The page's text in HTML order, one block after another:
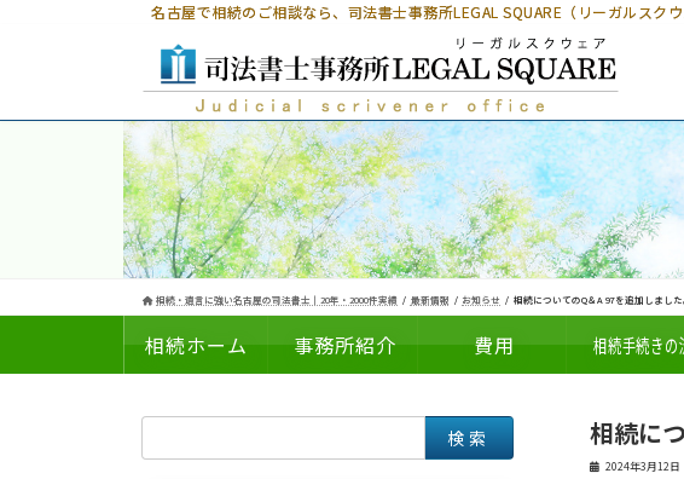
名古屋で相続のご相談なら、 司法書士事務所LEGAL SQUARE（リーガルスク
相続・遺言に強い名古屋の司法書士｜20年・2000件実績 最新情報 お知らせ 相続についてのQ＆A 97を追加しました
相続ホーム 事務所紹介 費用 相続手続き
についてのの
相続に
2024年3月12日
索: